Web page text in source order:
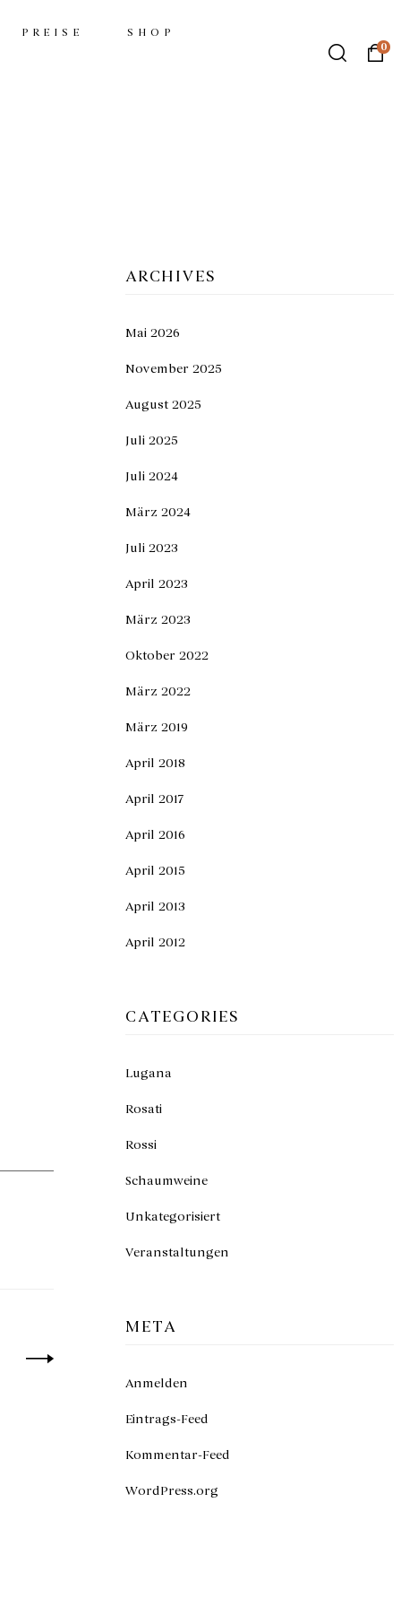
PREISE SHOP
0
ARCHIVES
Mai 2026
November 2025
August 2025
Juli 2025
Juli 2024
März 2024
Juli 2023
April 2023
März 2023
Oktober 2022
März 2022
März 2019
April 2018
April 2017
April 2016
April 2015
April 2013
April 2012
CATEGORIES
Lugana
Rosati
Rossi
Schaumweine
Unkategorisiert
Veranstaltungen
META
Anmelden
Eintrags-Feed
Kommentar-Feed
WordPress.org